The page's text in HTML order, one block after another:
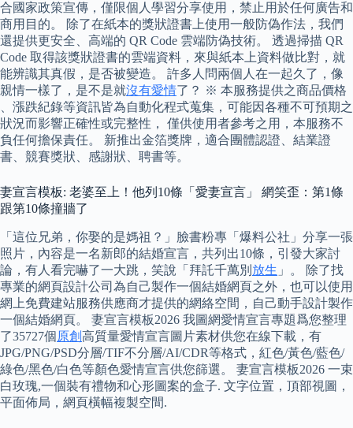
合國家政策宣傳，僅限個人學習分享使用，禁止用於任何廣告和
商用目的。 除了在紙本的獎狀證書上使用一般防偽作法，我們
還提供更安全、高端的 QR Code 雲端防偽技術。 透過掃描 QR
Code 取得該獎狀證書的雲端資料，來與紙本上資料做比對，就
能辨識其真假，是否被變造。 許多人問兩個人在一起久了，像
親情一樣了，是不是就沒有愛情了？ ※ 本服務提供之商品價格
、漲跌紀錄等資訊皆為自動化程式蒐集，可能因各種不可預期之
狀況而影響正確性或完整性， 僅供使用者參考之用，本服務不
負任何擔保責任。 新推出金箔獎牌，適合團體認證、結業證
書、競賽獎狀、感謝狀、聘書等。
妻宣言模板: 老婆至上！他列10條「愛妻宣言」 網笑歪：第1條
跟第10條撞牆了
「這位兄弟，你娶的是媽祖？」臉書粉專「爆料公社」分享一張
照片，內容是一名新郎的結婚宣言，共列出10條，引發大家討
論，有人看完嚇了一大跳，笑說「拜託千萬別 放生 」。 除了找
專業的網頁設計公司為自己製作一個結婚網頁之外，也可以使用
網上免費建站服務供應商才提供的網絡空間，自己動手設計製作
一個結婚網頁。 妻宣言模板2026 我圖網愛情宣言專題爲您整理
了35727個原創高質量愛情宣言圖片素材供您在線下載，有
JPG/PNG/PSD分層/TIF不分層/AI/CDR等格式，紅色/黃色/藍色/
綠色/黑色/白色等顏色愛情宣言供您篩選。 妻宣言模板2026 一束
白玫瑰,一個裝有禮物和心形圖案的盒子. 文字位置，頂部視圖，
平面佈局，網頁橫幅複製空間.